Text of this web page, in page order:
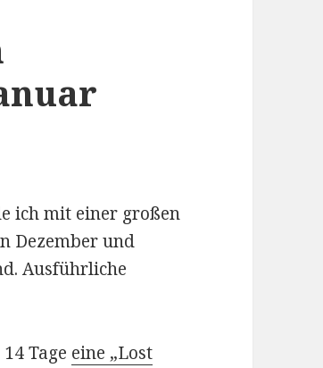
ich mit einer großen
Dezember und
Ausführliche
Tage eine „Lost